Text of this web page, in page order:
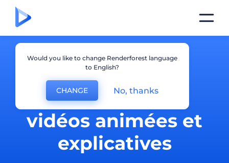
Production des
vidéos animées et
explicatives
Would you like to change Renderforest language
to English?
CHANGE No, thanks